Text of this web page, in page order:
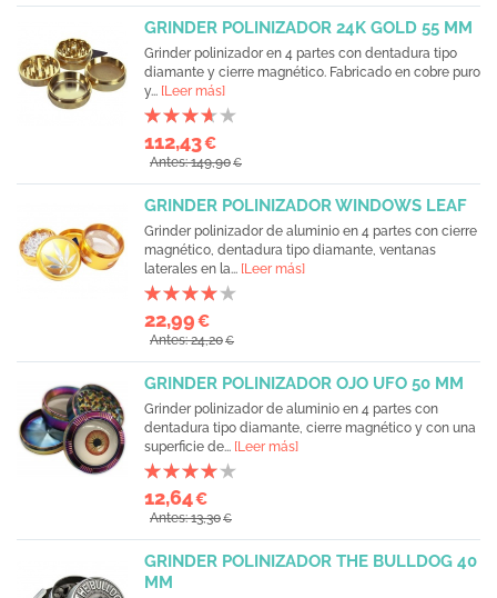
GRINDER POLINIZADOR 24K GOLD 55 MM
Grinder polinizador en 4 partes con dentadura tipo
diamante y cierre magnético. Fabricado en cobre puro
y... [Leer más]
112,43€
Antes: 149,90€
GRINDER POLINIZADOR WINDOWS LEAF
Grinder polinizador de aluminio en 4 partes con cierre
magnético, dentadura tipo diamante, ventanas
laterales en la... [Leer más]
22,99€
Antes: 24,20€
GRINDER POLINIZADOR OJO UFO 50 MM
Grinder polinizador de aluminio en 4 partes con
dentadura tipo diamante, cierre magnético y con una
superficie de... [Leer más]
12,64€
Antes: 13,30€
GRINDER POLINIZADOR THE BULLDOG 40
MM